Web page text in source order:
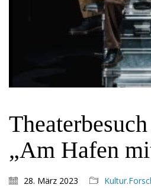
„Am Hafen
28. März 2023
Goethe-
Friedrich-Ebert-
60325 Frankfurt
Silke Neugebauer,
Mo bis Fr 8:00 –
TEL:069-212